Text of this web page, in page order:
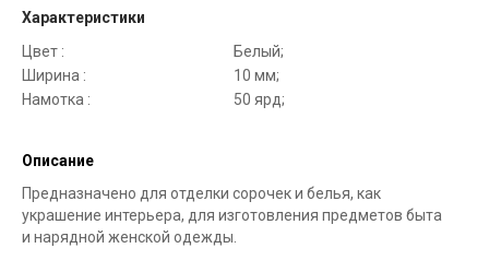
Характеристики
Цвет :
Белый;
Ширина :
10 мм;
Намотка :
50 ярд;
Описание
Предназначено для отделки сорочек и белья, как
украшение интерьера, для изготовления предметов быта
и нарядной женской одежды.